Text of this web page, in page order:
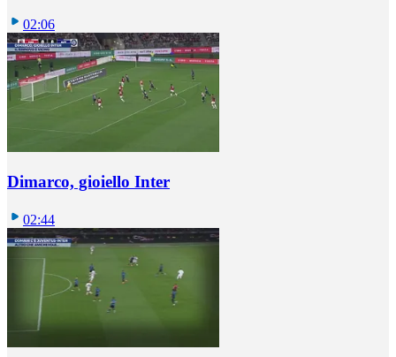
02:06
Dimarco, gioiello Inter
02:44